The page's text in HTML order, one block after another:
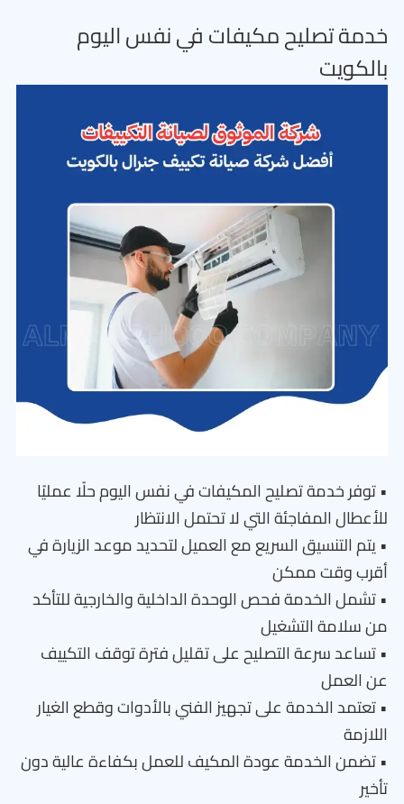
خدمة تصليح مكيفات في نفس اليوم
بالكويت
• توفر خدمة تصليح المكيفات في نفس اليوم حلًا عمليًا
للأعطال المفاجئة التي لا تحتمل الانتظار
• يتم التنسيق السريع مع العميل لتحديد موعد الزيارة في
أقرب وقت ممكن
• تشمل الخدمة فحص الوحدة الداخلية والخارجية للتأكد
من سلامة التشغيل
• تساعد سرعة التصليح على تقليل فترة توقف التكييف
عن العمل
• تعتمد الخدمة على تجهيز الفني بالأدوات وقطع الغيار
اللازمة
• تضمن الخدمة عودة المكيف للعمل بكفاءة عالية دون
تأخير